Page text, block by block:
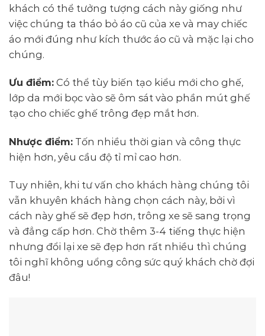
khách có thể tưởng tượng cách này giống như
việc chúng ta tháo bỏ áo cũ của xe và may chiếc
áo mới đúng như kích thước áo cũ và mặc lại cho
chúng.
Ưu điểm: Có thể tùy biến tạo kiểu mới cho ghế,
lớp da mới bọc vào sẽ ôm sát vào phần mút ghế
tạo cho chiếc ghế trông đẹp mắt hơn.
Nhược điểm: Tốn nhiều thời gian và công thực
hiện hơn, yêu cầu độ tỉ mỉ cao hơn.
Tuy nhiên, khi tư vấn cho khách hàng chúng tôi
vẫn khuyên khách hàng chọn cách này, bởi vì
cách này ghế sẽ đẹp hơn, trông xe sẽ sang trọng
và đẳng cấp hơn. Chờ thêm 3-4 tiếng thực hiện
nhưng đổi lại xe sẽ đẹp hơn rất nhiều thì chúng
tôi nghĩ không uổng công sức quý khách chờ đợi
đâu!